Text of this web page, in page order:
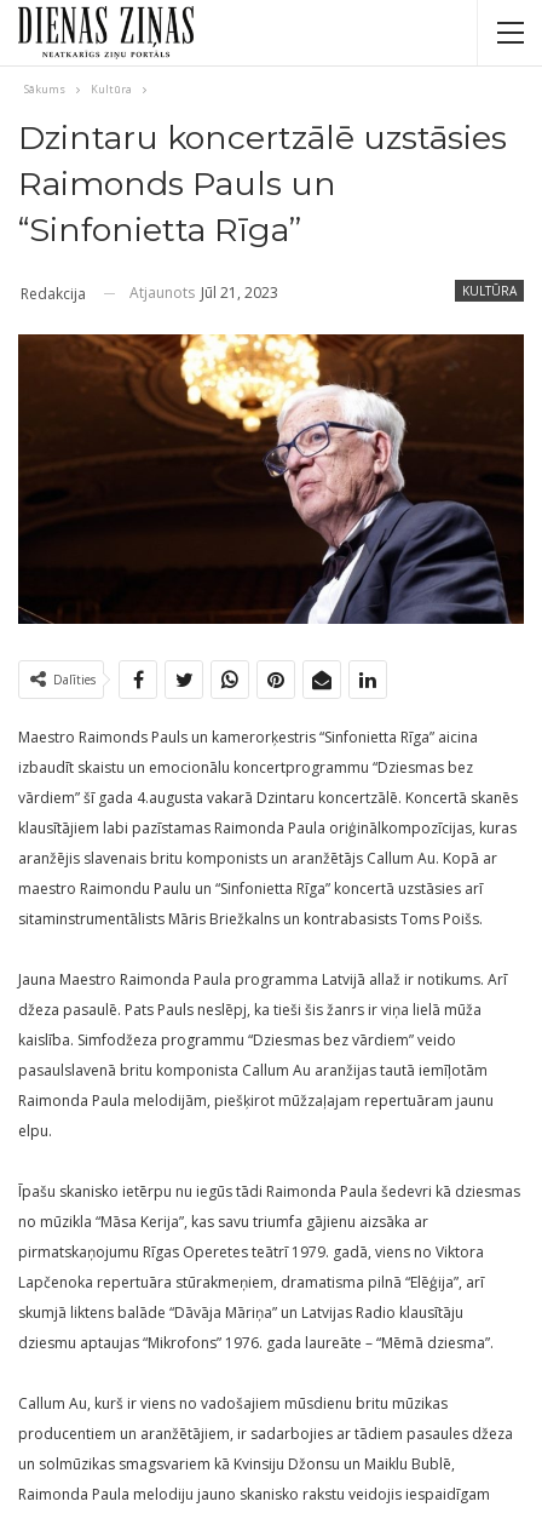
Sākums Kultūra
Dzintaru koncertzālē uzstāsies
Raimonds Pauls un
“Sinfonietta Rīga”
KULTŪRA
Redakcija Atjaunots Jūl 21, 2023
Dalīties
Maestro Raimonds Pauls un kamerorķestris “Sinfonietta Rīga” aicina
izbaudīt skaistu un emocionālu koncertprogrammu “Dziesmas bez
vārdiem” šī gada 4.augusta vakarā Dzintaru koncertzālē. Koncertā skanēs
klausītājiem labi pazīstamas Raimonda Paula oriģinālkompozīcijas, kuras
aranžējis slavenais britu komponists un aranžētājs Callum Au. Kopā ar
maestro Raimondu Paulu un “Sinfonietta Rīga” koncertā uzstāsies arī
sitaminstrumentālists Māris Briežkalns un kontrabasists Toms Poišs.
Jauna Maestro Raimonda Paula programma Latvijā allaž ir notikums. Arī
džeza pasaulē. Pats Pauls neslēpj, ka tieši šis žanrs ir viņa lielā mūža
kaislība. Simfodžeza programmu “Dziesmas bez vārdiem” veido
pasaulslavenā britu komponista Callum Au aranžijas tautā iemīļotām
Raimonda Paula melodijām, piešķirot mūžzaļajam repertuāram jaunu
elpu.
Īpašu skanisko ietērpu nu iegūs tādi Raimonda Paula šedevri kā dziesmas
no mūzikla “Māsa Kerija”, kas savu triumfa gājienu aizsāka ar
pirmatskaņojumu Rīgas Operetes teātrī 1979. gadā, viens no Viktora
Lapčenoka repertuāra stūrakmeņiem, dramatisma pilnā “Elēģija”, arī
skumjā liktens balāde “Dāvāja Māriņa” un Latvijas Radio klausītāju
dziesmu aptaujas “Mikrofons” 1976. gada laureāte – “Mēmā dziesma”.
Callum Au, kurš ir viens no vadošajiem mūsdienu britu mūzikas
producentiem un aranžētājiem, ir sadarbojies ar tādiem pasaules džeza
un solmūzikas smagsvariem kā Kvinsiju Džonsu un Maiklu Bublē,
Raimonda Paula melodiju jauno skanisko rakstu veidojis iespaidīgam